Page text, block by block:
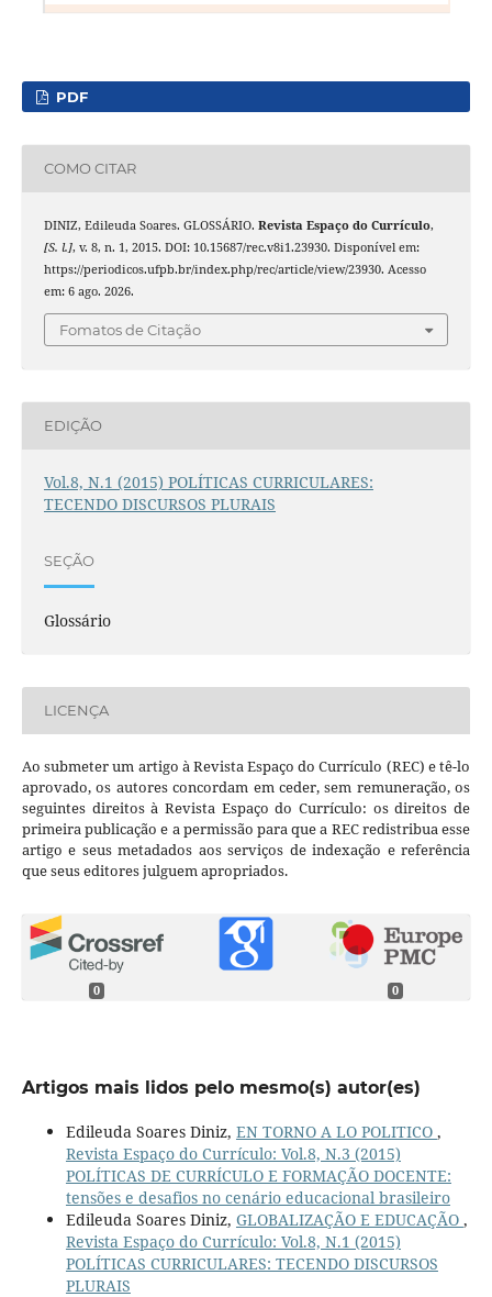
PDF
COMO CITAR
DINIZ, Edileuda Soares. GLOSSÁRIO. Revista Espaço do Currículo,
[S. l.], v. 8, n. 1, 2015. DOI: 10.15687/rec.v8i1.23930. Disponível em:
https://periodicos.ufpb.br/index.php/rec/article/view/23930. Acesso
em: 6 ago. 2026.
Fomatos de Citação
EDIÇÃO
Vol.8, N.1 (2015) POLÍTICAS CURRICULARES:
TECENDO DISCURSOS PLURAIS
SEÇÃO
Glossário
LICENÇA
Ao submeter um artigo à Revista Espaço do Currículo (REC) e tê-lo
aprovado, os autores concordam em ceder, sem remuneração, os
seguintes direitos à Revista Espaço do Currículo: os direitos de
primeira publicação e a permissão para que a REC redistribua esse
artigo e seus metadados aos serviços de indexação e referência
que seus editores julguem apropriados.
0 0
Artigos mais lidos pelo mesmo(s) autor(es)
Edileuda Soares Diniz, EN TORNO A LO POLITICO ,
Revista Espaço do Currículo: Vol.8, N.3 (2015)
POLÍTICAS DE CURRÍCULO E FORMAÇÃO DOCENTE:
tensões e desafios no cenário educacional brasileiro
Edileuda Soares Diniz, GLOBALIZAÇÃO E EDUCAÇÃO ,
Revista Espaço do Currículo: Vol.8, N.1 (2015)
POLÍTICAS CURRICULARES: TECENDO DISCURSOS
PLURAIS